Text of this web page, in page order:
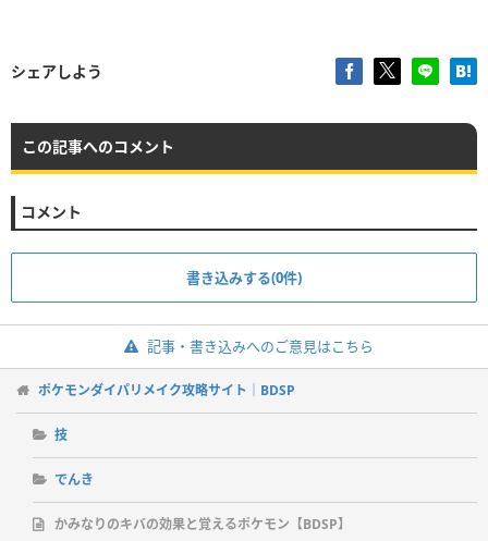
シェアしよう
この記事へのコメント
コメント
書き込みする(0件)
記事・書き込みへのご意見はこちら
ポケモンダイパリメイク攻略サイト｜BDSP
技
でんき
かみなりのキバの効果と覚えるポケモン【BDSP】